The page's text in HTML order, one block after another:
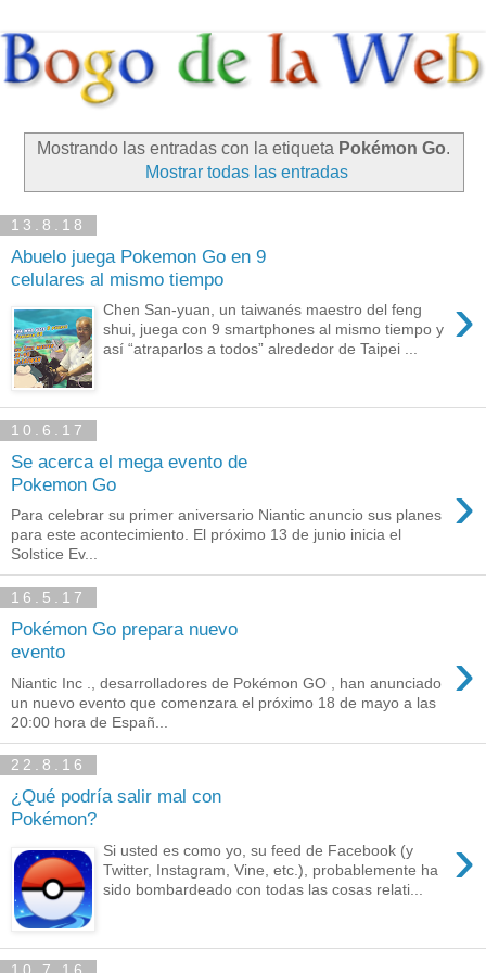
Mostrando las entradas con la etiqueta Pokémon Go.
Mostrar todas las entradas
13.8.18
Abuelo juega Pokemon Go en 9
celulares al mismo tiempo
›
Chen San-yuan, un taiwanés maestro del feng
shui, juega con 9 smartphones al mismo tiempo y
así “atraparlos a todos” alrededor de Taipei ...
10.6.17
Se acerca el mega evento de
Pokemon Go
›
Para celebrar su primer aniversario Niantic anuncio sus planes
para este acontecimiento. El próximo 13 de junio inicia el
Solstice Ev...
16.5.17
Pokémon Go prepara nuevo
evento
›
Niantic Inc ., desarrolladores de Pokémon GO , han anunciado
un nuevo evento que comenzara el próximo 18 de mayo a las
20:00 hora de Españ...
22.8.16
¿Qué podría salir mal con
Pokémon?
›
Si usted es como yo, su feed de Facebook (y
Twitter, Instagram, Vine, etc.), probablemente ha
sido bombardeado con todas las cosas relati...